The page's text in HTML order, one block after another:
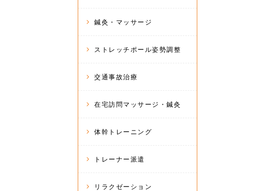
鍼灸・マッサージ
ストレッチポール姿勢調整
交通事故治療
在宅訪問マッサージ・鍼灸
体幹トレーニング
トレーナー派遣
リラクゼーション